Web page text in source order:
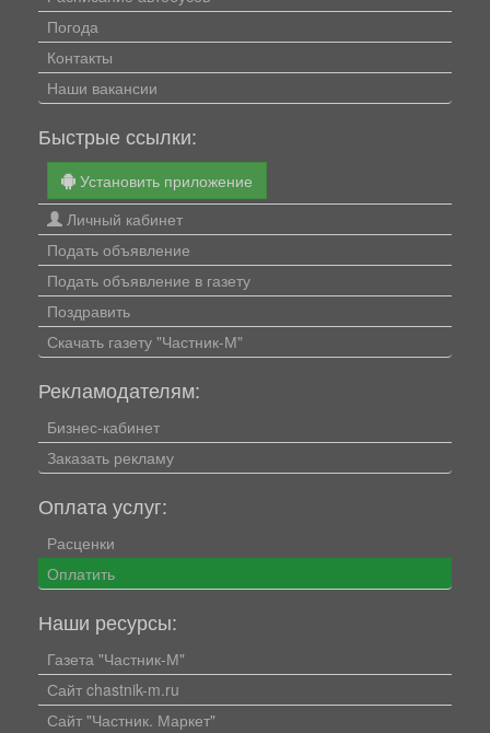
Погода
Контакты
Наши вакансии
Быстрые ссылки:
Установить приложение
Личный кабинет
Подать объявление
Подать объявление в газету
Поздравить
Скачать газету "Частник-М"
Рекламодателям:
Бизнес-кабинет
Заказать рекламу
Оплата услуг:
Расценки
Оплатить
Наши ресурсы:
Газета "Частник-М"
Сайт chastnik-m.ru
Сайт "Частник. Маркет"